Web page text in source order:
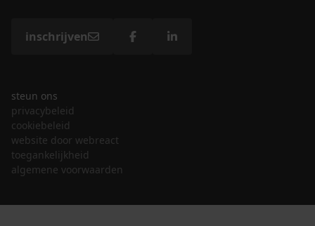
inschrijven
steun ons
privacybeleid
cookiebeleid
website door webreact
toegankelijkheid
algemene voorwaarden